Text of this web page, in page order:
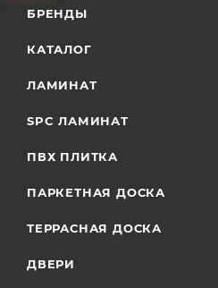
БРЕНДЫ
КАТАЛОГ
ЛАМИНАТ
SPC ЛАМИНАТ
ПВХ ПЛИТКА
ПАРКЕТНАЯ ДОСКА
ТЕРРАСНАЯ ДОСКА
ДВЕРИ